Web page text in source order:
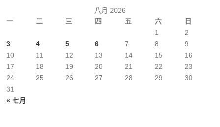
八月 2026
一
二 三 四 五 六 日
« 七月
1
2
3
4 5 6 7 8
9
10
11 12 13 14 15
16
17
18 19 20 21 22
23
24
25 26 27 28 29
30
31